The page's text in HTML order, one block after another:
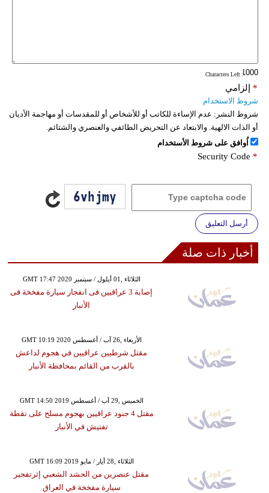
: Characters Left
إلزامي *
شروط الاستخدام
شروط النشر: عدم الإساءة للكاتب أو للأشخاص أو للمقدسات أو مهاجمة الأديان
أو الذات الالهية. والابتعاد عن التحريض الطائفي والعنصري والشتائم.
اُوافق على شروط الأستخدام
Security Code *
أرسل التعليق
أخبار ذات صلة
GMT 17:47 2020 الثلاثاء ,01 أيلول / سبتمبر
إصابة 3 عراقيين فى انفجار سيارة مفخخة فى
الأنبار
GMT 10:19 2020 الأربعاء ,26 آب / أغسطس
مقتل شرطيين عراقيين في هجوم لداعش
بالقرب من القائم بمحافظة الأنبار
GMT 14:50 2019 الخميس ,29 آب / أغسطس
مقتل 4 جنود عراقيين بهجوم مسلح على نقطة
تفتيش في الأنبار
GMT 16:09 2019 الثلاثاء ,28 أيار / مايو
مقتل عنصرين من الحشد الشعبي إثرتفجير
سيارة مفخخة في العراق